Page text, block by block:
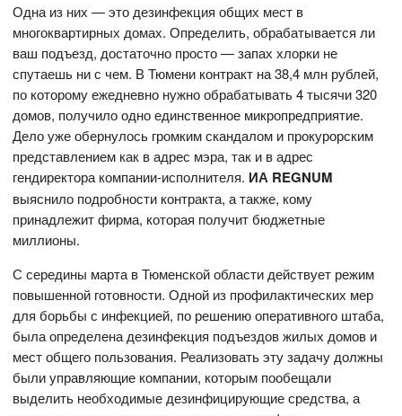
Одна из них — это дезинфекция общих мест в
многоквартирных домах. Определить, обрабатывается ли
ваш подъезд, достаточно просто — запах хлорки не
спутаешь ни с чем. В Тюмени контракт на 38,4 млн рублей,
по которому ежедневно нужно обрабатывать 4 тысячи 320
домов, получило одно единственное микропредприятие.
Дело уже обернулось громким скандалом и прокурорским
представлением как в адрес мэра, так и в адрес
гендиректора компании-исполнителя. ИА REGNUM
выяснило подробности контракта, а также, кому
принадлежит фирма, которая получит бюджетные
миллионы.
С середины марта в Тюменской области действует режим
повышенной готовности. Одной из профилактических мер
для борьбы с инфекцией, по решению оперативного штаба,
была определена дезинфекция подъездов жилых домов и
мест общего пользования. Реализовать эту задачу должны
были управляющие компании, которым пообещали
выделить необходимые дезинфицирующие средства, а